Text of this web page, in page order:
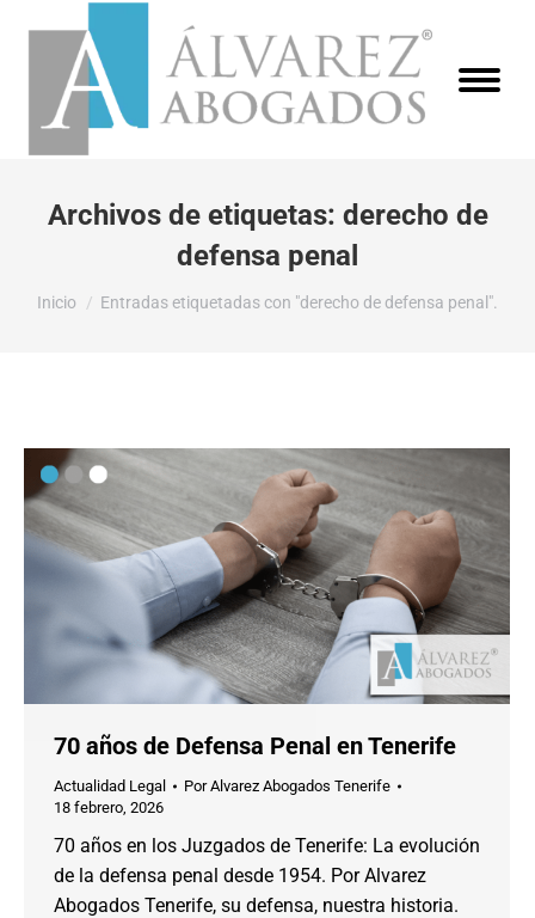
Archivos de etiquetas: derecho de
defensa penal
Estás aquí:
Inicio Entradas etiquetadas con "derecho de defensa penal".
70 años de Defensa Penal en Tenerife
Actualidad Legal PorAlvarez Abogados Tenerife
18 febrero, 2026
70 años en los Juzgados de Tenerife: La evolución
de la defensa penal desde 1954. Por Alvarez
Abogados Tenerife, su defensa, nuestra historia.